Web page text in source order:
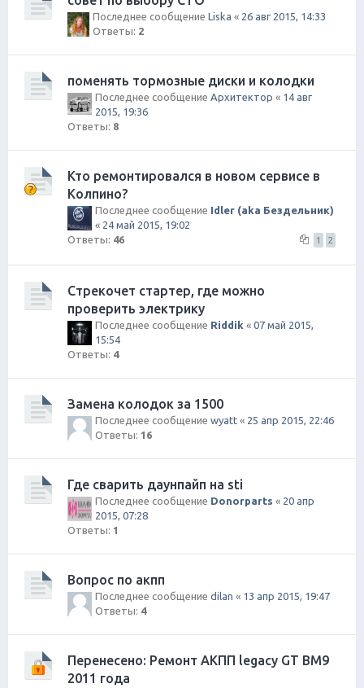
Последнее сообщение Liska « 26 авг 2015, 14:33
Ответы: 2
поменять тормозные диски и колодки
Последнее сообщение Архитектор « 14 авг
2015, 19:36
Ответы: 8
Кто ремонтировался в новом сервисе в
Колпино?
Последнее сообщение Idler (aka Бездельник)
« 24 май 2015, 19:02
Ответы: 46 1 2
Стрекочет стартер, где можно
проверить электрику
Последнее сообщение Riddik « 07 май 2015,
15:54
Ответы: 4
Замена колодок за 1500
Последнее сообщение wyatt « 25 апр 2015, 22:46
Ответы: 16
Где сварить даунпайп на sti
Последнее сообщение Donorparts « 20 апр
2015, 07:28
Ответы: 1
Вопрос по акпп
Последнее сообщение dilan « 13 апр 2015, 19:47
Ответы: 4
Перенесено: Ремонт АКПП legacy GT BM9
2011 года